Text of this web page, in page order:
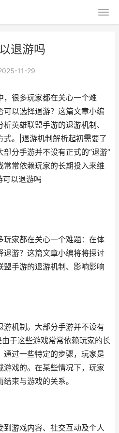
退游吗
11-29
很多玩家都在关心一个难
以选择退游？这篇文章小编
英雄联盟手游的退游机制、
式。|退游机制解析起初需要了
分手游并不设有正式的“退游”
常常依赖玩家的长期投入来维
可以退游吗
玩家都在关心一个难题：在体
退游？这篇文章小编将将探讨
手游的退游机制、影响影响
机制。大部分手游并不设有
于这些游戏常常依赖玩家的长
过一些特定的步骤，玩家是
游戏的。在某些情况下，玩家
束与游戏的关系。
游戏内容、社交互动及个人